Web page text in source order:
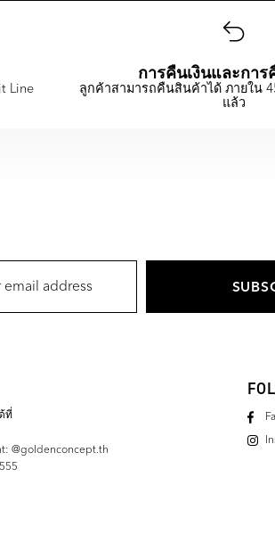
Line
การคืนเงินและกา
ลูกค้าสามารถคืนสินค้าได้ ภายใน
แล้ว
ที่
@goldenconcept.th